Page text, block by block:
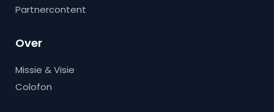
Partnercontent
Over
Missie & Visie
Colofon